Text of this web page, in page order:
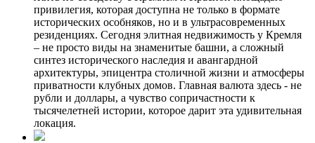
привилегия, которая доступна не только в формате
исторических особняков, но и в ультрасовременных
резиденциях. Сегодня элитная недвижимость у Кремля
– не просто виды на знаменитые башни, а сложный
синтез исторического наследия и авангардной
архитектуры, эпицентра столичной жизни и атмосферы
приватности клубных домов. Главная валюта здесь - не
рубли и доллары, а чувство сопричастности к
тысячелетней истории, которое дарит эта удивительная
локация.